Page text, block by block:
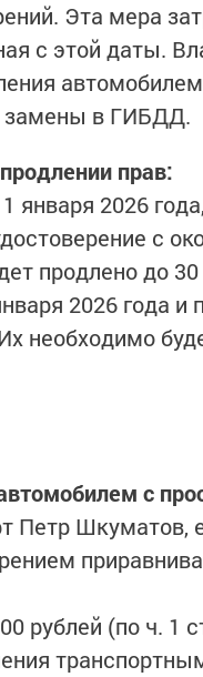
Эта мера
с этой даты.
замены в ГИБДД.
прав:
января 2026
с
продлено до
2026 года и
необходимо
с
Петр Шкуматов,
рублей (по ч. 1